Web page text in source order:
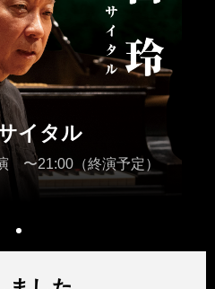
イタル
〜21:00（終演予定）